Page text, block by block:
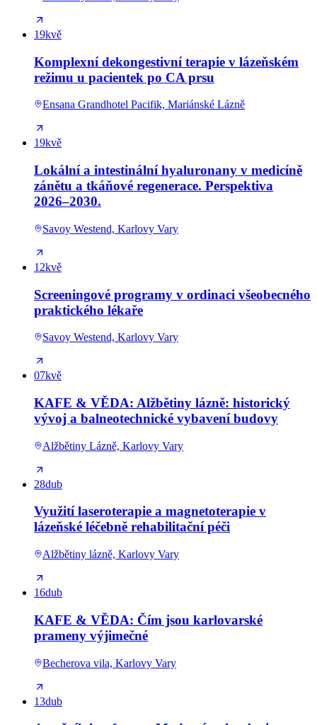
19kvě
Komplexní dekongestivní terapie v lázeňském
režimu u pacientek po CA prsu
Ensana Grandhotel Pacifik, Mariánské Lázně
19kvě
Lokální a intestinální hyaluronany v medicíně
zánětu a tkáňové regenerace. Perspektiva
2026–2030.
Savoy Westend, Karlovy Vary
12kvě
Screeningové programy v ordinaci všeobecného
praktického lékaře
Savoy Westend, Karlovy Vary
07kvě
KAFE & VĚDA: Alžbětiny lázně: historický
vývoj a balneotechnické vybavení budovy
Alžbětiny Lázně, Karlovy Vary
28dub
Využití laseroterapie a magnetoterapie v
lázeňské léčebně rehabilitační péči
Alžbětiny lázně, Karlovy Vary
16dub
KAFE & VĚDA: Čím jsou karlovarské
prameny výjimečné
Becherova vila, Karlovy Vary
13dub